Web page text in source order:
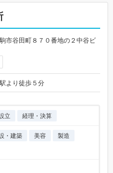
市谷田町８７０番地の２中谷ビ
より徒歩５分
立 経理・決算
・建築 美容
製造